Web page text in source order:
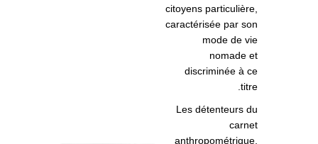
citoyens particulière,
caractérisée par son
mode de vie
nomade et
discriminée à ce
titre.
Les détenteurs du
carnet
anthropométrique,